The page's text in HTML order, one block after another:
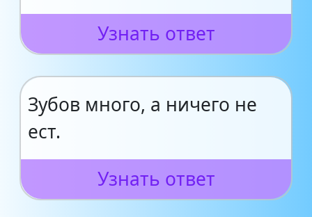
Узнать ответ
Зубов много, а ничего не
ест.
Узнать ответ